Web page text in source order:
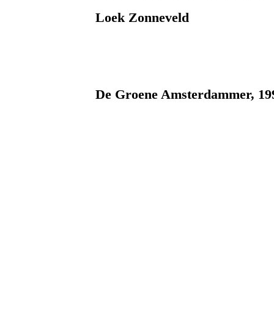
Loek Zonneveld
De Groene Amsterdammer,